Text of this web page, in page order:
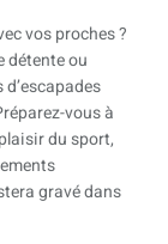
vos proches ?
détente ou
vous à
du sport,
gravé dans